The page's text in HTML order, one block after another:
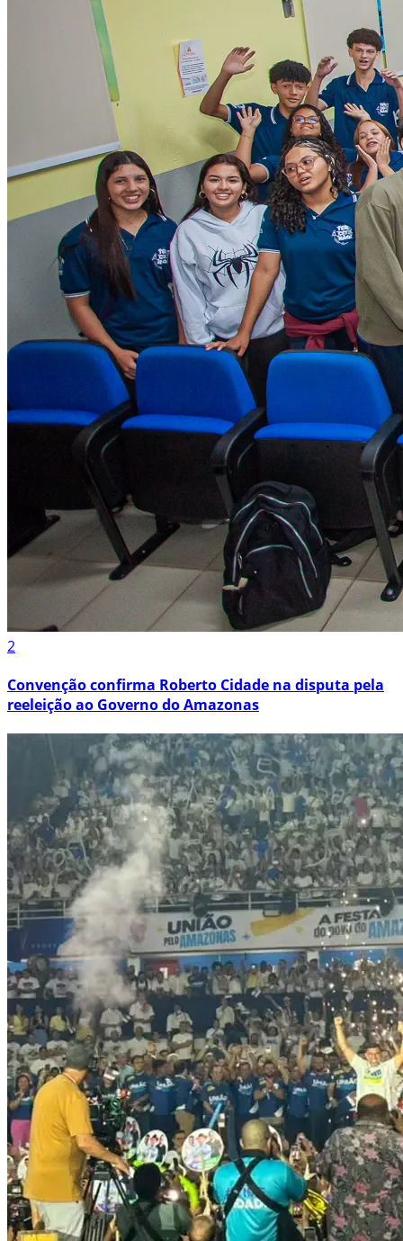
2
Convenção confirma Roberto Cidade na disputa pela
reeleição ao Governo do Amazonas